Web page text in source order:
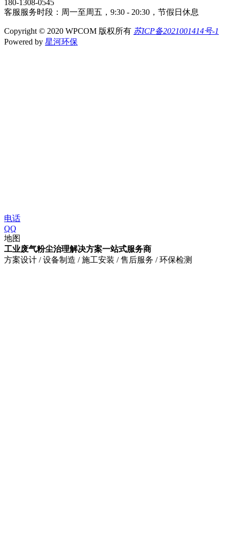
180-1308-0545
客服服务时段：周一至周五，9:30 - 20:30，节假日休息
Copyright © 2020 WPCOM 版权所有 苏ICP备2021001414号-1
Powered by 星河环保
电话
QQ
地图
工业废气粉尘治理解决方案一站式服务商
方案设计 / 设备制造 / 施工安装 / 售后服务 / 环保检测